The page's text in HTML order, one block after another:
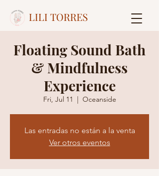
LILI TORRES
Floating Sound Bath
& Mindfulness
Experience
Fri, Jul 11
  |
Oceanside
Las entradas no están a la venta
Ver otros eventos